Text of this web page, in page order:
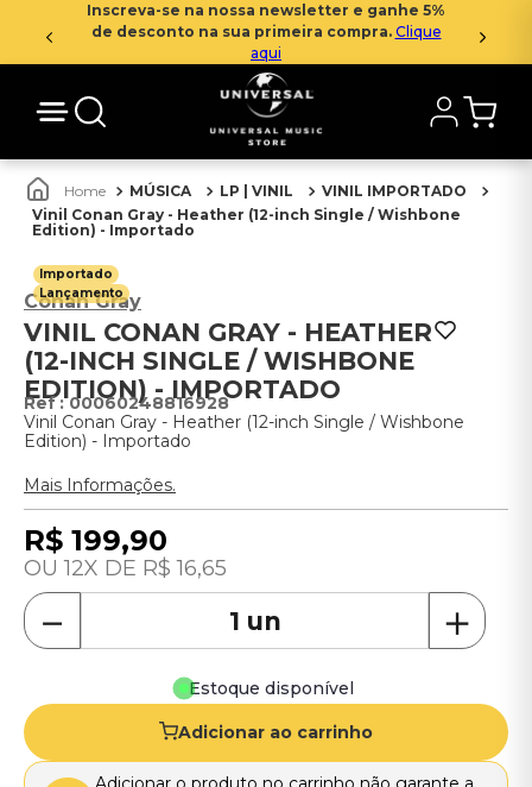
Inscreva-se na nossa newsletter e ganhe 5%
de desconto na sua primeira compra. Clique
aqui
MÚSICA LP | VINIL
VINIL IMPORTADO
Vinil Conan Gray - Heather (12-inch Single / Wishbone
Edition) - Importado
Importado
Lançamento
Conan Gray
VINIL CONAN GRAY - HEATHER
(12-INCH SINGLE / WISHBONE
EDITION) - IMPORTADO
:00060248816928
Vinil Conan Gray - Heather (12-inch Single / Wishbone
Edition) - Importado
Mais Informações.
R$ 199,90
12 R$ 16,65
＋
－
Estoque disponível
Adicionar ao carrinho